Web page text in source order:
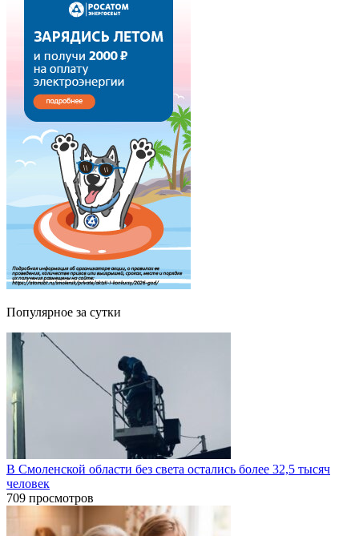
Популярное за сутки
В Смоленской области без света остались более 32,5 тысяч
человек
709 просмотров